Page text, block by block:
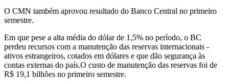
O CMN também aprovou resultado do Banco Central no primeiro
semestre.
Em que pese a alta média do dólar de 1,5% no período, o BC
perdeu recursos com a manutenção das reservas internacionais -
ativos estrangeiros, cotados em dólares e que dão segurança às
contas externas do país.O custo de manutenção das reservas foi de
R$ 19,1 bilhões no primeiro semestre.